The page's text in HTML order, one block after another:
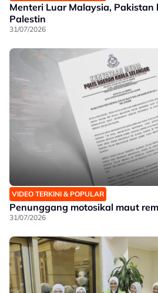
Menteri Luar Malaysia,
Palestin
31/07/2026
VIDEO TERKINI & POPULAR
Penunggang motosikal maut
31/07/2026